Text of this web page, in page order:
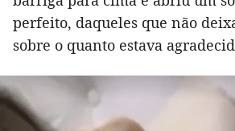
perfeito, daqueles que não
sobre o quanto estava